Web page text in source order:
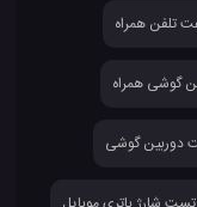
تلفن همراه
گوشی همراه
دوربین گوشی